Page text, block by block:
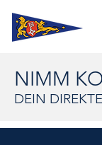
NIMM
DEIN